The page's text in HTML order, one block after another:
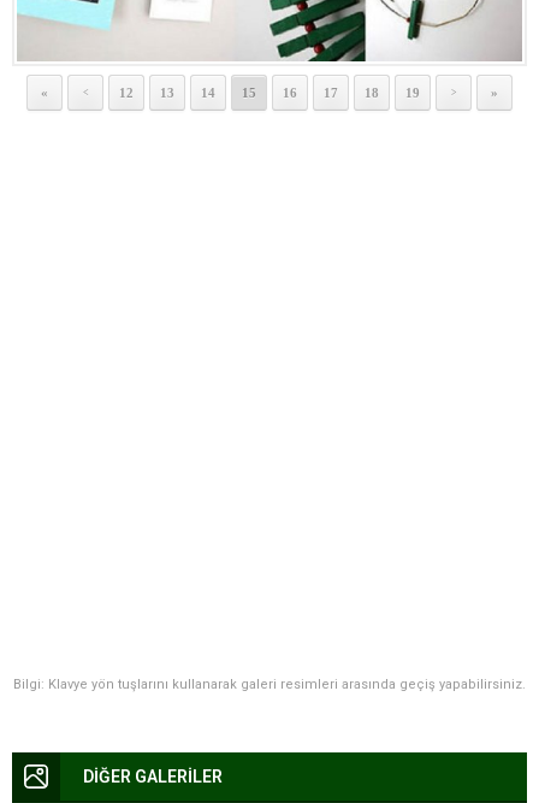
« < 12 13 14 15 16 17 18 19 > »
Bilgi: Klavye yön tuşlarını kullanarak galeri resimleri arasında geçiş yapabilirsiniz.
DİĞER GALERİLER